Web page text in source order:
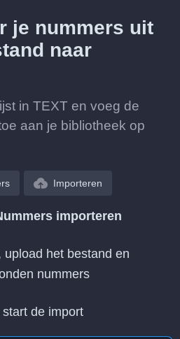
je nummers uit
naar
in TEXT en voeg de
aan je bibliotheek op
Importeren
importeren
upload het bestand en
nummers
start de import